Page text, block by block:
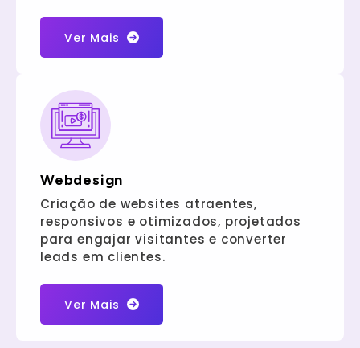
Ver Mais
Webdesign
Criação de websites atraentes,
responsivos e otimizados, projetados
para engajar visitantes e converter
leads em clientes.
Ver Mais